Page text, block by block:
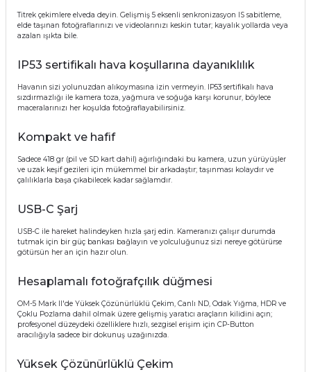
Titrek çekimlere elveda deyin. Gelişmiş 5 eksenli senkronizasyon IS sabitleme,
elde taşınan fotoğraflarınızı ve videolarınızı keskin tutar; kayalık yollarda veya
azalan ışıkta bile.
IP53 sertifikalı hava koşullarına dayanıklılık
Havanın sizi yolunuzdan alıkoymasına izin vermeyin. IP53 sertifikalı hava
sızdırmazlığı ile kamera toza, yağmura ve soğuğa karşı korunur, böylece
maceralarınızı her koşulda fotoğraflayabilirsiniz.
Kompakt ve hafif
Sadece 418 gr (pil ve SD kart dahil) ağırlığındaki bu kamera, uzun yürüyüşler
ve uzak keşif gezileri için mükemmel bir arkadaştır; taşınması kolaydır ve
çalılıklarla başa çıkabilecek kadar sağlamdır.
USB-C Şarj
USB-C ile hareket halindeyken hızla şarj edin. Kameranızı çalışır durumda
tutmak için bir güç bankası bağlayın ve yolculuğunuz sizi nereye götürürse
götürsün her an için hazır olun.
Hesaplamalı fotoğrafçılık düğmesi
OM-5 Mark II'de Yüksek Çözünürlüklü Çekim, Canlı ND, Odak Yığma, HDR ve
Çoklu Pozlama dahil olmak üzere gelişmiş yaratıcı araçların kilidini açın;
profesyonel düzeydeki özelliklere hızlı, sezgisel erişim için CP-Button
aracılığıyla sadece bir dokunuş uzağınızda.
Yüksek Çözünürlüklü Çekim